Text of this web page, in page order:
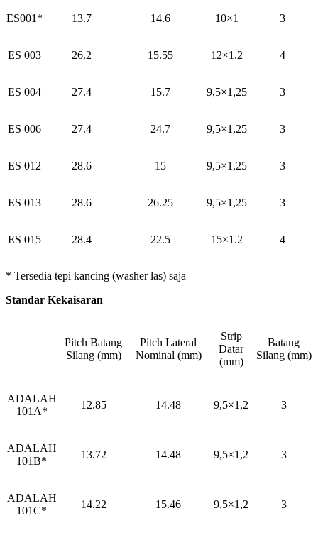
ES001* 13.7 14.6 10×1 3
ES 003 26.2 15.55 12×1.2 4
ES 004 27.4 15.7 9,5×1,25 3
ES 006 27.4 24.7 9,5×1,25 3
ES 012 28.6 15 9,5×1,25 3
ES 013 28.6 26.25 9,5×1,25 3
ES 015 28.4 22.5 15×1.2 4
* Tersedia tepi kancing (washer las) saja
Standar Kekaisaran
Pitch Batang
Silang (mm)
Pitch Lateral
Nominal (mm)
Strip
Datar
(mm)
Batang
Silang (mm)
ADALAH
101A*
12.85 14.48 9,5×1,2 3
ADALAH
101B*
13.72 14.48 9,5×1,2 3
ADALAH
101C*
14.22 15.46 9,5×1,2 3